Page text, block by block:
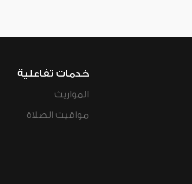
خدمات تفاعلية
المواريث
مواقيت الصلاة